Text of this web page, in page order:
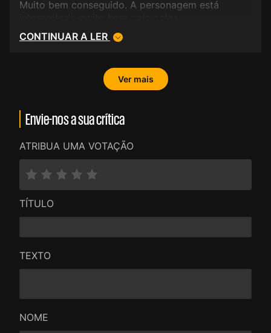
Muito bem conseguido. A personagem está
CONTINUAR A LER
Ver mais
Envie-nos a sua crítica
ATRIBUA UMA VOTAÇÃO
TÍTULO
TEXTO
NOME